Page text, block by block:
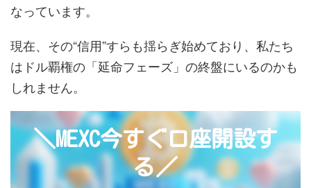
なっています。
現在、その“信用”すらも揺らぎ始めており、私たち
はドル覇権の「延命フェーズ」の終盤にいるのかも
しれません。
＼MEXC今すぐ口座開設す
る／